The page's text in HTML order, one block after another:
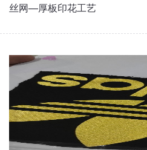
丝网—厚板印花工艺